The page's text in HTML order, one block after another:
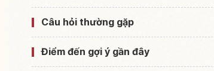
Câu hỏi thường gặp
Điểm đến gợi ý gần đây